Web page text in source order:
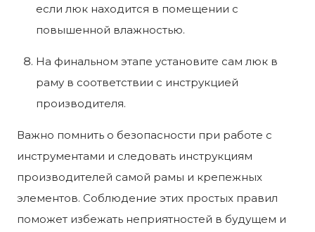
если люк находится в помещении с
повышенной влажностью.
На финальном этапе установите сам люк в
раму в соответствии с инструкцией
производителя.
Важно помнить о безопасности при работе с
инструментами и следовать инструкциям
производителей самой рамы и крепежных
элементов. Соблюдение этих простых правил
поможет избежать неприятностей в будущем и